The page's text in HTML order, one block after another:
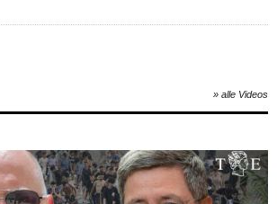
» alle Videos